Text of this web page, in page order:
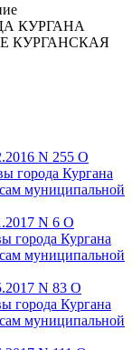
КУРГАНА
КУРГАНСКАЯ
N 255 О
города Кургана
муниципальной
N 6 О
города Кургана
муниципальной
N 83 О
города Кургана
муниципальной